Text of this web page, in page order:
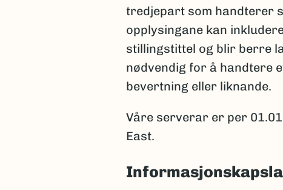
tredjepart som handterer
opplysingane kan
stillingstittel og blir berre
nødvendig for å handtere
bevertning eller liknande.
Våre serverar er per
East.